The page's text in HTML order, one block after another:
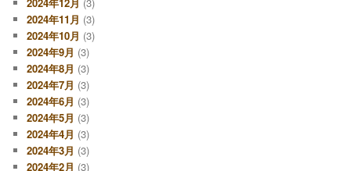
2024年11月 (3)
2024年10月 (3)
2024年9月 (3)
2024年8月 (3)
2024年7月 (3)
2024年6月 (3)
2024年5月 (3)
2024年4月 (3)
2024年3月 (3)
2024年2月 (3)